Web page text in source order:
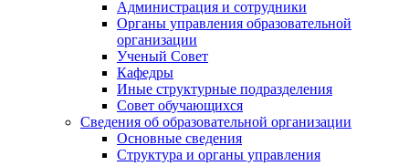
Администрация и сотрудники
Органы управления образовательной
организации
Ученый Совет
Кафедры
Иные структурные подразделения
Совет обучающихся
Сведения об образовательной организации
Основные сведения
Структура и органы управления